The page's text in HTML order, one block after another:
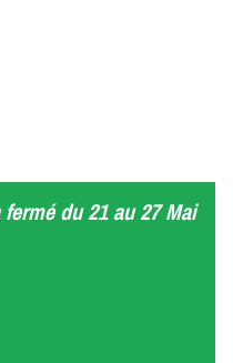
du 21 au 27 Mai